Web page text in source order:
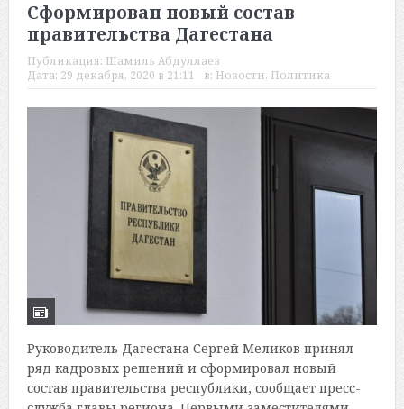
Сформирован новый состав
правительства Дагестана
Публикация: Шамиль Абдуллаев
Дата: 29 декабря, 2020 в 21:11 в: Новости, Политика
Руководитель Дагестана Сергей Меликов принял
ряд кадровых решений и сформировал новый
состав правительства республики, сообщает пресс-